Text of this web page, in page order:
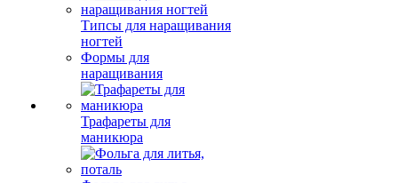
Типсы для наращивания
ногтей
Формы для
наращивания
Трафареты для
маникюра